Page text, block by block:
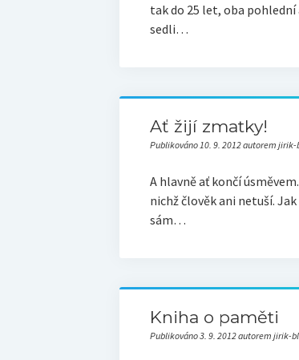
tak do 25 let, oba
sedli…
Ať žijí zmatky!
Publikováno 10. 9. 2012 autorem
A hlavně ať končí
nichž člověk ani netuší.
sám…
Kniha o paměti
Publikováno 3. 9. 2012 autorem jirik-